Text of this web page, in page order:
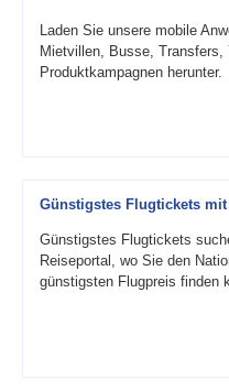
Laden Sie unsere mobile
Mietvillen, Busse, Transfers,
Produktkampagnen herunter.
Günstigstes Flugtickets
Günstigstes Flugtickets
Reiseportal, wo Sie den
günstigsten Flugpreis finden